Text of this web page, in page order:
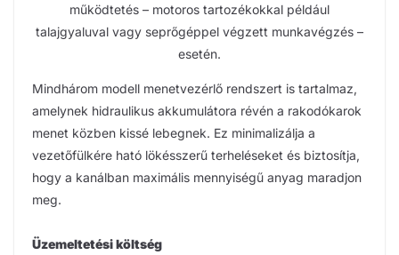
működtetés – motoros tartozékokkal például
talajgyaluval vagy seprőgéppel végzett munkavégzés –
esetén.
Mindhárom modell menetvezérlő rendszert is tartalmaz,
amelynek hidraulikus akkumulátora révén a rakodókarok
menet közben kissé lebegnek. Ez minimalizálja a
vezetőfülkére ható lökésszerű terheléseket és biztosítja,
hogy a kanálban maximális mennyiségű anyag maradjon
meg.
Üzemeltetési költség